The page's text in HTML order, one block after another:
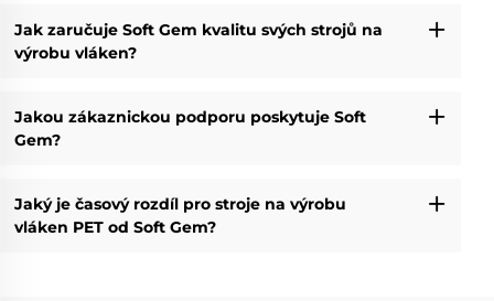
Jak zaručuje Soft Gem kvalitu svých strojů na
výrobu vláken?
Jakou zákaznickou podporu poskytuje Soft
Gem?
Jaký je časový rozdíl pro stroje na výrobu
vláken PET od Soft Gem?